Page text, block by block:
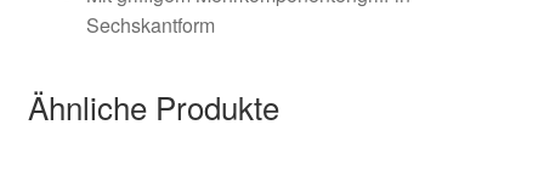
Sechskantform
Ähnliche Produkte